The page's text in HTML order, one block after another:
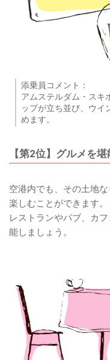
添乗員コメント：
アムステルダム・スキ
ップが立ち並び、ウイ
めます。
【第2位】グルメを
空港内でも、その土地
楽しむことができます。
レストランやパブ、カ
能しましょう。